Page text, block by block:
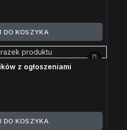
DO KOSZYKA
z ogłoszeniami
DO KOSZYKA